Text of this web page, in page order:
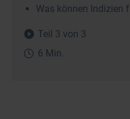
Was können Indizien
Teil 3 von 3
6 Min.